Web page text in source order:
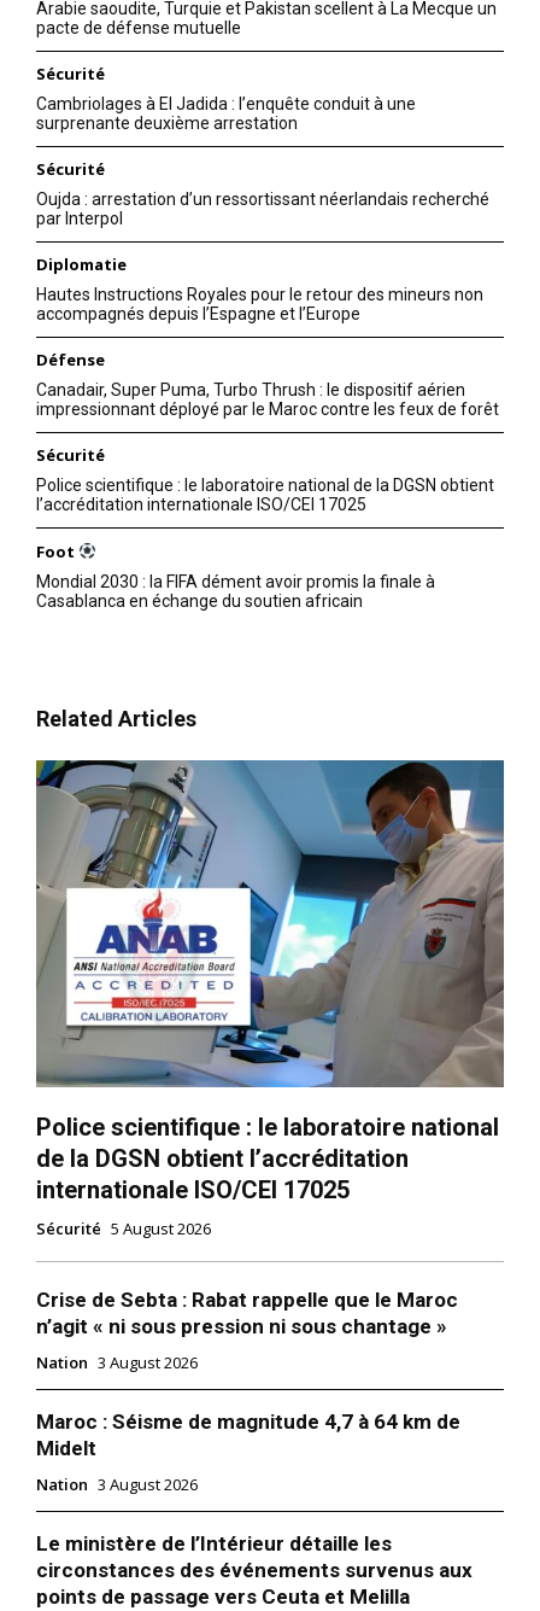
Mon compte
Related
Les Journées Portes
Ouvertes de la DGSN
prolongées jusqu’au 24 mai à
Rabat
20 May 2026
In "Sécurité"
Aux JPO de la DGSN,
Hammouchi réserve un
accueil attentionné à 98
21 May 2026
In "Sécurité"
Journées Portes Ouvertes de
la DGSN : Rabat accueille la
Arabie saoudite, Turquie et Pakistan scellent à La Mecque un
pacte de défense mutuelle
Sécurité
Cambriolages à El Jadida : l’enquête conduit à une
surprenante deuxième arrestation
Sécurité
Oujda : arrestation d’un ressortissant néerlandais recherché
par Interpol
Diplomatie
Hautes Instructions Royales pour le retour des mineurs non
accompagnés depuis l’Espagne et l’Europe
Défense
Canadair, Super Puma, Turbo Thrush : le dispositif aérien
impressionnant déployé par le Maroc contre les feux de forêt
Sécurité
Police scientifique : le laboratoire national de la DGSN obtient
l’accréditation internationale ISO/CEI 17025
Foot
Mondial 2030 : la FIFA dément avoir promis la finale à
Casablanca en échange du soutien africain
Related Articles
Police scientifique : le laboratoire national
de la DGSN obtient l’accréditation
internationale ISO/CEI 17025
Sécurité 5 August 2026
Crise de Sebta : Rabat rappelle que le Maroc
n’agit « ni sous pression ni sous chantage »
Nation 3 August 2026
Maroc : Séisme de magnitude 4,7 à 64 km de
Midelt
Nation 3 August 2026
Le ministère de l’Intérieur détaille les
circonstances des événements survenus aux
points de passage vers Ceuta et Melilla